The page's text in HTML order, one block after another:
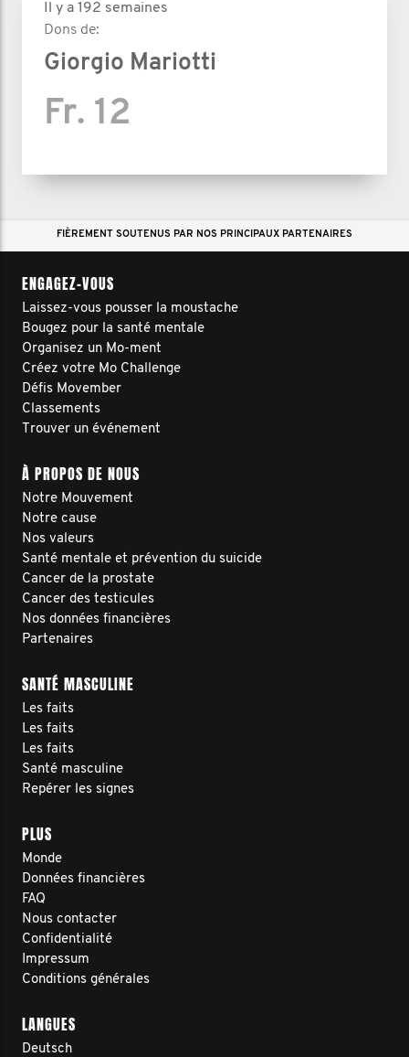
Il y a 192 semaines
Dons de:
Giorgio Mariotti
Fr. 12
FIÈREMENT SOUTENUS PAR NOS PRINCIPAUX PARTENAIRES
ENGAGEZ-VOUS
Laissez-vous pousser la moustache
Bougez pour la santé mentale
Organisez un Mo-ment
Créez votre Mo Challenge
Défis Movember
Classements
Trouver un événement
À PROPOS DE NOUS
Notre Mouvement
Notre cause
Nos valeurs
Santé mentale et prévention du suicide
Cancer de la prostate
Cancer des testicules
Nos données financières
Partenaires
SANTÉ MASCULINE
Les faits
Les faits
Les faits
Santé masculine
Repérer les signes
PLUS
Monde
Données financières
FAQ
Nous contacter
Confidentialité
Impressum
Conditions générales
LANGUES
Deutsch